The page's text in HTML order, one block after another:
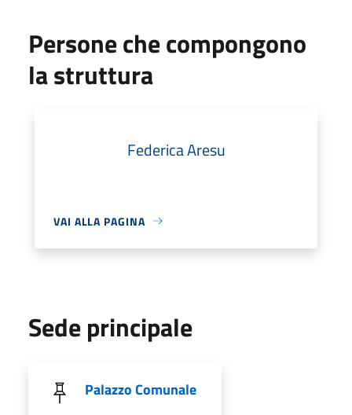
Persone che compongono
la struttura
Federica Aresu
VAI ALLA PAGINA
Sede principale
Palazzo Comunale